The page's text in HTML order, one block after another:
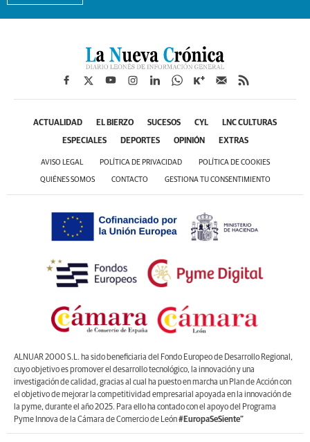
ACTUALIDAD EL BIERZO SUCESOS CYL LNC CULTURAS
ESPECIALES DEPORTES OPINIÓN EXTRAS
AVISO LEGAL POLÍTICA DE PRIVACIDAD POLÍTICA DE COOKIES
QUIÉNES SOMOS CONTACTO GESTIONA TU CONSENTIMIENTO
ALNUAR 2000 S.L. ha sido beneficiaria del Fondo Europeo de Desarrollo Regional,
cuyo objetivo es promover el desarrollo tecnológico, la innovación y una
investigación de calidad, gracias al cual ha puesto en marcha un Plan de Acción con
el objetivo de mejorar la competitividad empresarial apoyada en la innovación de
la pyme, durante el año 2025. Para ello ha contado con el apoyo del Programa
Pyme Innova de la Cámara de Comercio de León#EuropaSeSiente”